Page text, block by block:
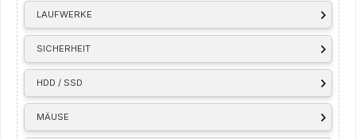
LAUFWERKE
SICHERHEIT
HDD / SSD
MÄUSE